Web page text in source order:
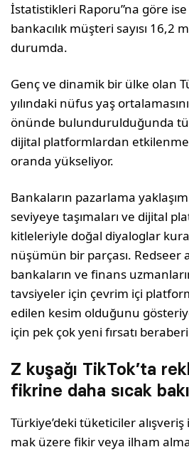
İstatistikleri Raporu”na göre
bankacılık müşteri sayısı 16,2
durumda.
Genç ve dinamik bir ülke olan
yılındaki nü­fus yaş
önünde bulundurulduğunda
dijital platformlardan
oranda yük­seliyor.
Bankaların pazarlama
seviyeye ta­şımaları ve dijital
kitleleriyle doğal diya­loglar
nüşümün bir parçası. Redse­er
bankaların ve finans
tavsiyeler için çevrim içi
edilen kesim olduğunu
için pek çok yeni fırsatı
Z kuşağı TikTok’ta
fikrine daha sıcak
Türkiye’deki tüketiciler
mak üzere fikir veya ilham